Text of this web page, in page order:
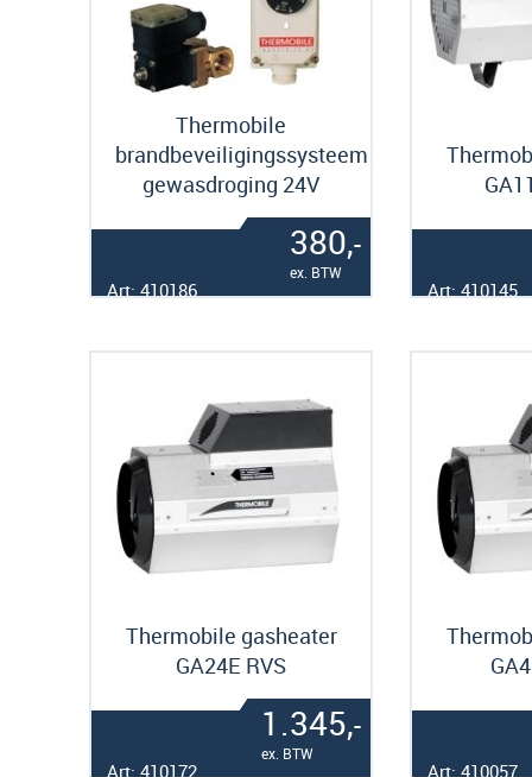
Thermobile
brandbeveiligingssysteem
gewasdroging 24V
380,-
ex. BTW
Art: 410186 Art: 410145
Thermobile gasheater
GA24E RVS
1.345,-
ex. BTW
Art: 410172 Art: 410057